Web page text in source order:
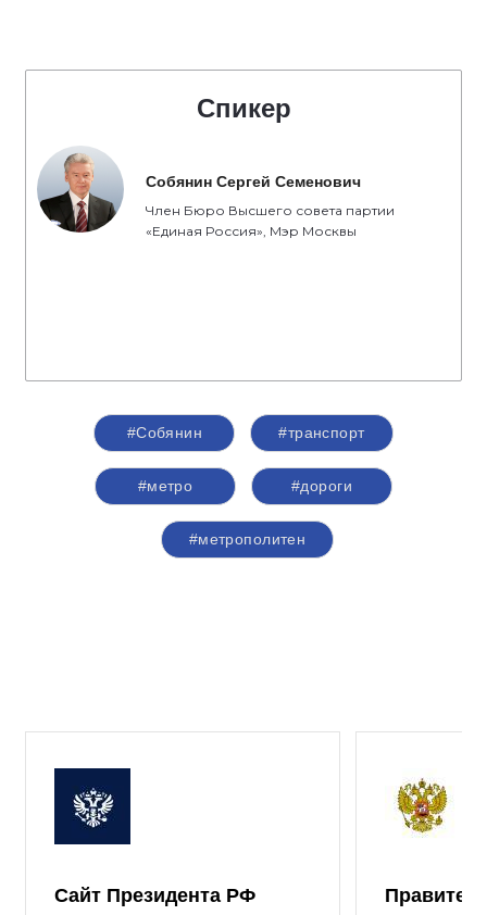
Спикер
Собянин Сергей Семенович
Член Бюро Высшего совета партии
«Единая Россия», Мэр Москвы
#Собянин #транспорт
#метро #дороги
#метрополитен
Сайт Президента РФ